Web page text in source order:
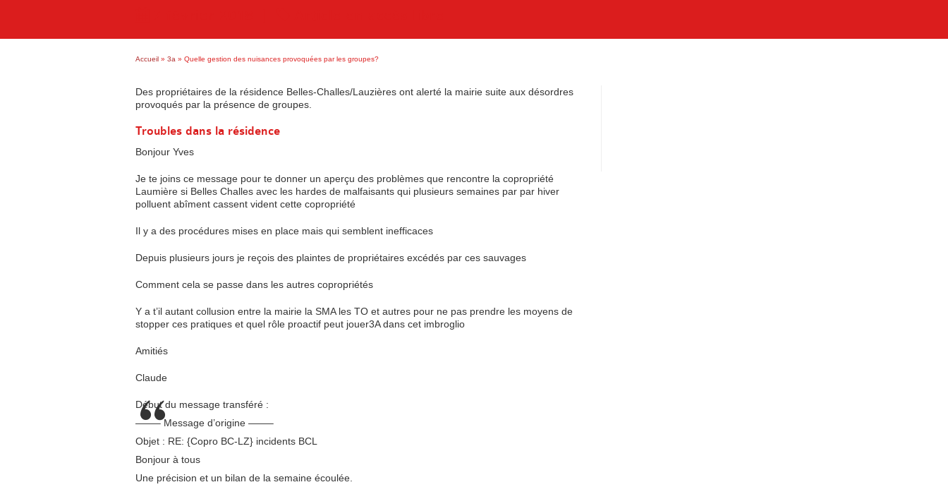
Accueil » 3a » Quelle gestion des nuisances provoquées par les groupes?
Des propriétaires de la résidence Belles-Challes/Lauzières ont alerté la mairie suite aux désordres
provoqués par la présence de groupes.
Troubles dans la résidence
Bonjour Yves
Je te joins ce message pour te donner un aperçu des problèmes que rencontre la copropriété
Laumière si Belles Challes avec les hardes de malfaisants qui plusieurs semaines par par hiver
polluent abîment cassent vident cette copropriété
Il y a des procédures mises en place mais qui semblent inefficaces
Depuis plusieurs jours je reçois des plaintes de propriétaires excédés par ces sauvages
Comment cela se passe dans les autres copropriétés
Y a t’il autant collusion entre la mairie la SMA les TO et autres pour ne pas prendre les moyens de
stopper ces pratiques et quel rôle proactif peut jouer3A dans cet imbroglio
Amitiés
Claude
Début du message transféré :
——– Message d’origine ——–
Objet : RE: {Copro BC-LZ} incidents BCL
Bonjour à tous
Une précision et un bilan de la semaine écoulée.